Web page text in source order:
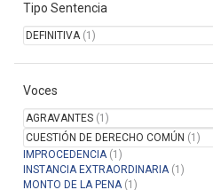
Sumarios del STJ
Manual del Usuario
Tipo Sentencia
DEFINITIVA(1)
Voces
AGRAVANTES (1)
CUESTIÓN DE DERECHO COMÚN (1)
IMPROCEDENCIA(1)
INSTANCIA EXTRAORDINARIA(1)
MONTO DE LA PENA(1)